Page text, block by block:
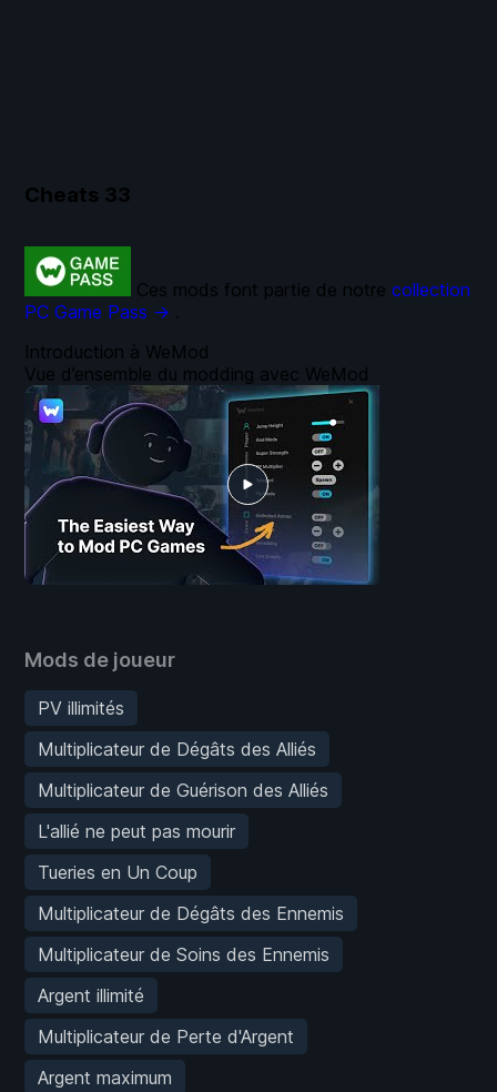
Cheats 33
Mods de joueur
PV illimités
Multiplicateur de Dégâts des Alliés
Multiplicateur de Guérison des Alliés
L'allié ne peut pas mourir
Tueries en Un Coup
Multiplicateur de Dégâts des Ennemis
Multiplicateur de Soins des Ennemis
Argent illimité
Multiplicateur de Perte d'Argent
Argent maximum
Introduction à WeMod
Vue d’ensemble du modding avec WeMod
Ces mods font partie de notre collection
PC Game Pass → .